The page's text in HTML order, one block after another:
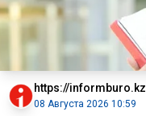
https://informburo.kz
08 Августа 2026 10:59